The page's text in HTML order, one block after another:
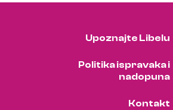
Upoznajte Libelu
Politika ispravaka i
nadopuna
Kontakt